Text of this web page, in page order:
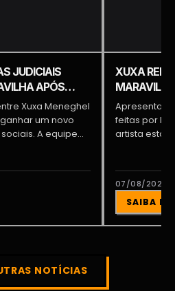
JUDICIAIS
APÓS
Xuxa Meneghel
um novo
A equipe...
XUXA
APARECER”
feitas por
artista
07/08/2026
SAIBA
NOTÍCIAS